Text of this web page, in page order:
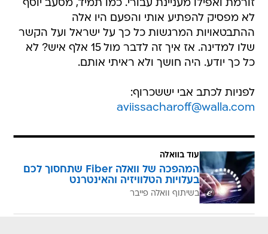
זורמת ואפילו מעניינת עבורי. כמו תמיד, מסעב יוסף
לא מפסיק להפתיע אותי והפעם היו אלה
ההתבטאויות המרגשות כל כך על ישראל ועל הקשר
שלו למדינה. אז איך זה לדבר מול 15 אלף איש? לא
כל כך יודע. היה חושך ולא ראיתי אותם.
לפניות לכתב אבי יששכרוף:
aviissacharoff@walla.com
עוד בוואלה
המהפכה של וואלה Fiber שתחסוך לכם
בעלויות הטלוויזיה והאינטרנט
בשיתוף וואלה פייבר